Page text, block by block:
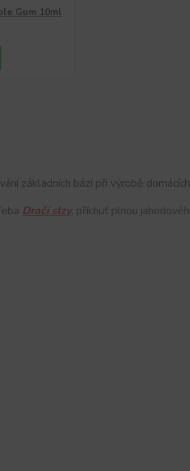
Gum 10ml
základních bází při výrobě
Dračí slzy, příchuť plnou